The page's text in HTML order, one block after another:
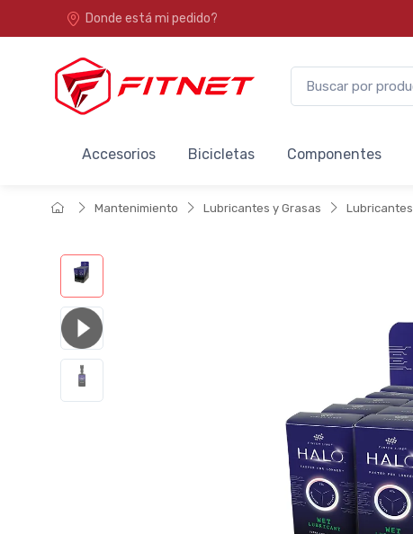
Donde está mi pedido?
Accesorios Bicicletas Componentes
Mantenimiento Lubricantes y Grasas Lubricantes